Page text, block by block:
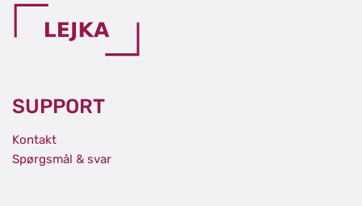
SUPPORT
Kontakt
Spørgsmål & svar